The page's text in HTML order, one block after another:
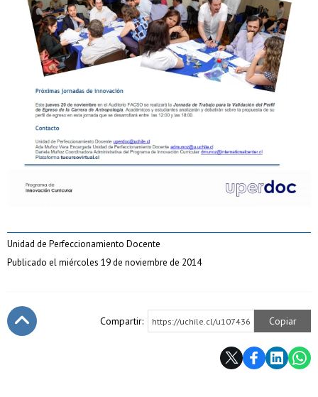
Unidad de Perfeccionamiento Docente
Publicado el miércoles 19 de noviembre de 2014
Compartir: https://uchile.cl/u107436 Copiar